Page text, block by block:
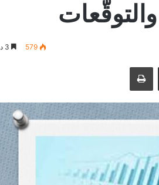
والتوقّعات
579